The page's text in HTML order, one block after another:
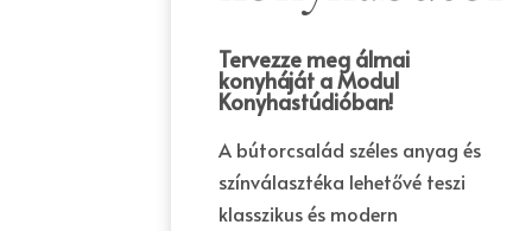
Tervezze meg álmai
konyháját a Modul
Konyhastúdióban!
A bútorcsalád széles anyag és
színválasztéka lehetővé teszi
klasszikus és modern